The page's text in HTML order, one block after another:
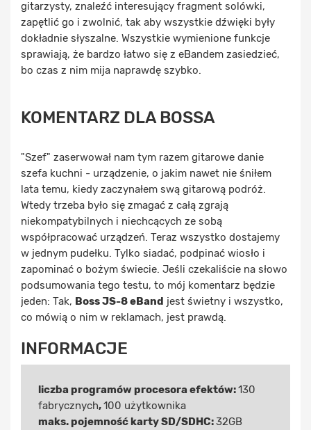
gitarzysty, znaleźć interesujący fragment solówki,
zapętlić go i zwolnić, tak aby wszystkie dźwięki były
dokładnie słyszalne. Wszystkie wymienione funkcje
sprawiają, że bardzo łatwo się z eBandem zasiedzieć,
bo czas z nim mija naprawdę szybko.
KOMENTARZ DLA BOSSA
"Szef" zaserwował nam tym razem gitarowe danie
szefa kuchni - urządzenie, o jakim nawet nie śniłem
lata temu, kiedy zaczynałem swą gitarową podróż.
Wtedy trzeba było się zmagać z całą zgrają
niekompatybilnych i niechcących ze sobą
współpracować urządzeń. Teraz wszystko dostajemy
w jednym pudełku. Tylko siadać, podpinać wiosło i
zapominać o bożym świecie. Jeśli czekaliście na słowo
podsumowania tego testu, to mój komentarz będzie
jeden: Tak, Boss JS-8 eBand jest świetny i wszystko,
co mówią o nim w reklamach, jest prawdą.
INFORMACJE
liczba programów procesora efektów:130
fabrycznych,100 użytkownika
maks. pojemność karty SD/SDHC:32GB